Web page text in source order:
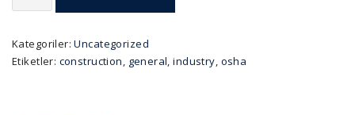
Hours
General
Kategoriler:Uncategorized
Etiketler: construction, general,industry, osha